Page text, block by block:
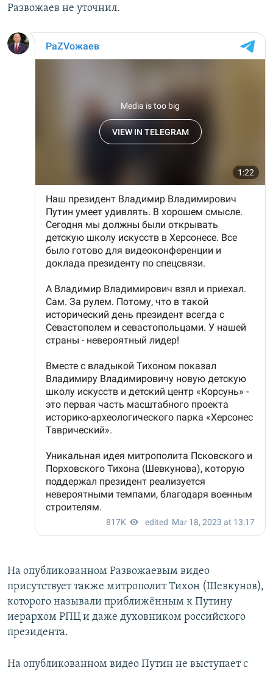
Развожаев не уточнил.
На опубликованном Развожаевым видео
присутствует также митрополит Тихон (Шевкунов),
которого называли приближённым к Путину
иерархом РПЦ и даже духовником российского
президента.
На опубликованном видео Путин не выступает с